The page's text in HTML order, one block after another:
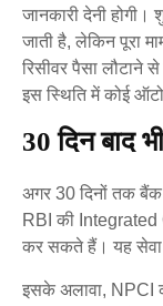
जानकारी देनी
जाती है, लेकिन पूरा
रिसीवर पैसा लौटाने
इस स्थिति में कोई
30 दिन बाद
अगर 30 दिनों तक बैंक
RBI की
कर सकते हैं। यह सेवा
इसके अलावा, NPCI